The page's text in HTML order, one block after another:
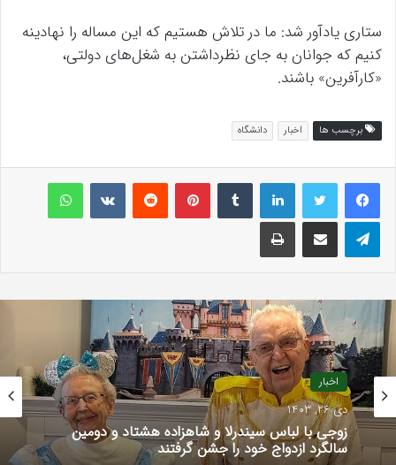
ستاری یادآور شد: ما در تلاش هستیم که این مساله را نهادینه
کنیم که جوانان به جای نظرداشتن به شغل‌های دولتی،
«کارآفرین» باشند.
برچسب ها اخبار دانشگاه
لینکداینتامبلر پینتریستReddit
VKontakteواتس آپ
تلگرام اشتراک گذاری با ایمیل چاپ
اخبار
دی 26, 1403
زوجی با لباس سیندرلا و شاهزاده هشتاد و دومین
سالگرد ازدواج خود را جشن گرفتند